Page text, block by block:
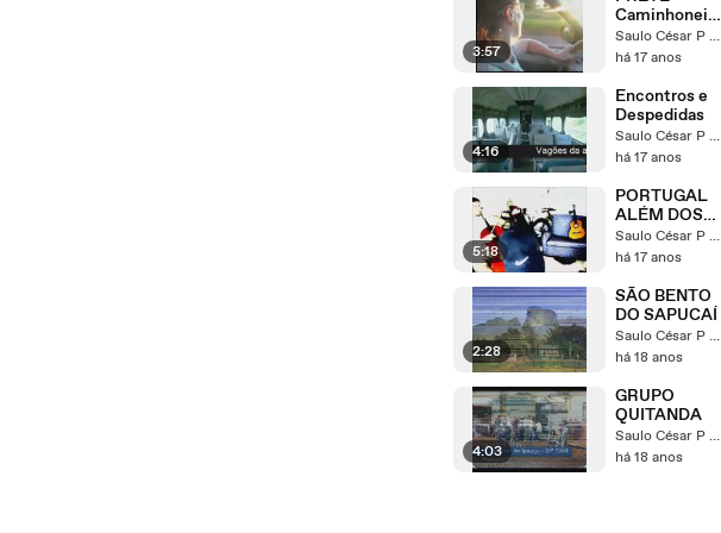
3:57
Caminhoneiro
s do Brasil
Saulo César P Silva
há 17 anos
4:16
Encontros e
Despedidas
Saulo César P Silva
há 17 anos
5:18
PORTUGAL
ALÉM DOS
TRILHOS
Saulo César P Silva
há 17 anos
2:28
SÃO BENTO
DO SAPUCAÍ
Saulo César P Silva
há 18 anos
4:03
GRUPO
QUITANDA
Saulo César P Silva
há 18 anos